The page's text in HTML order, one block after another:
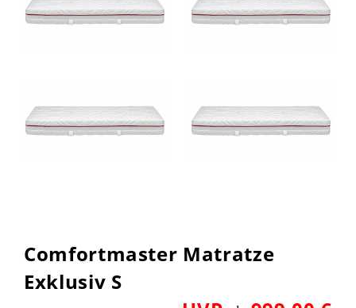
Comfortmaster Matratze
Exklusiv S